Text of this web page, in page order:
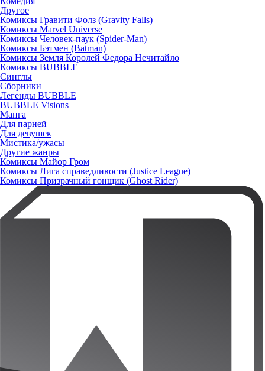
Другое
Комиксы Гравити Фолз (Gravity Falls)
Комиксы Marvel Universe
Комиксы Человек-паук (Spider-Man)
Комиксы Бэтмен (Batman)
Комиксы Земля Королей Федора Нечитайло
Комиксы BUBBLE
Синглы
Сборники
Легенды BUBBLE
BUBBLE Visions
Манга
Для парней
Для девушек
Мистика/ужасы
Другие жанры
Комиксы Майор Гром
Комиксы Лига справедливости (Justice League)
Комиксы Призрачный гонщик (Ghost Rider)